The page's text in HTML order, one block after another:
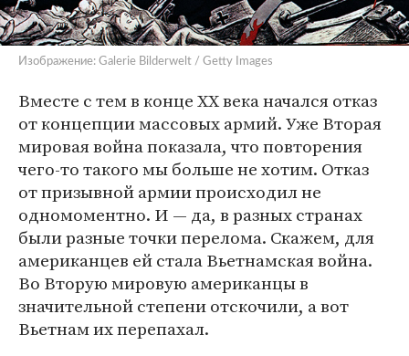
Изображение: Galerie Bilderwelt / Getty Images
Вместе с тем в конце ХХ века начался отказ
от концепции массовых армий. Уже Вторая
мировая война показала, что повторения
чего-то такого мы больше не хотим. Отказ
от призывной армии происходил не
одномоментно. И — да, в разных странах
были разные точки перелома. Скажем, для
американцев ей стала Вьетнамская война.
Во Вторую мировую американцы в
значительной степени отскочили, а вот
Вьетнам их перепахал.